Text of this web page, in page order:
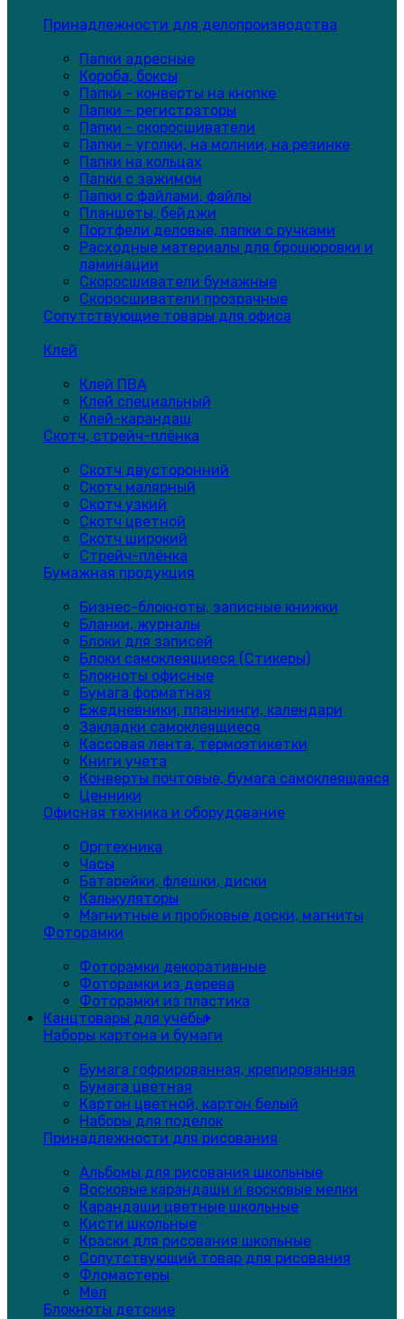
Принадлежности для делопроизводства
Папки адресные
Короба, боксы
Папки - конверты на кнопке
Папки - регистраторы
Папки - скоросшиватели
Папки - уголки, на молнии, на резинке
Папки на кольцах
Папки с зажимом
Папки с файлами, файлы
Планшеты, бейджи
Портфели деловые, папки с ручками
Расходные материалы для брошюровки и
ламинации
Скоросшиватели бумажные
Скоросшиватели прозрачные
Сопутствующие товары для офиса
Клей
Клей ПВА
Клей специальный
Клей-карандаш
Скотч, стрейч-плёнка
Скотч двусторонний
Скотч малярный
Скотч узкий
Скотч цветной
Скотч широкий
Стрейч-плёнка
Бумажная продукция
Бизнес-блокноты, записные книжки
Бланки, журналы
Блоки для записей
Блоки самоклеящиеся (Стикеры)
Блокноты офисные
Бумага форматная
Ежедневники, планнинги, календари
Закладки самоклеящиеся
Кассовая лента, термоэтикетки
Книги учета
Конверты почтовые, бумага самоклеящаяся
Ценники
Офисная техника и оборудование
Оргтехника
Часы
Батарейки, флешки, диски
Калькуляторы
Магнитные и пробковые доски, магниты
Фоторамки
Фоторамки декоративные
Фоторамки из дерева
Фоторамки из пластика
Канцтовары для учёбы
Наборы картона и бумаги
Бумага гофрированная, крепированная
Бумага цветная
Картон цветной, картон белый
Наборы для поделок
Принадлежности для рисования
Альбомы для рисования школьные
Восковые карандаши и восковые мелки
Карандаши цветные школьные
Кисти школьные
Краски для рисования школьные
Сопутствующий товар для рисования
Фломастеры
Мел
Блокноты детские